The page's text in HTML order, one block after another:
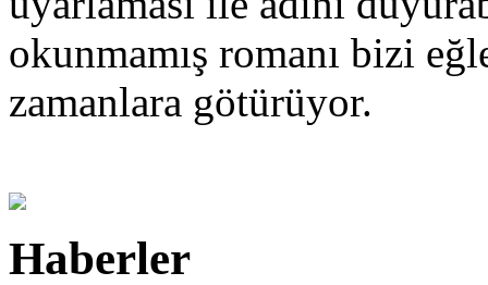
okunmamış romanı bizi
zamanlara götürüyor.
Haberler